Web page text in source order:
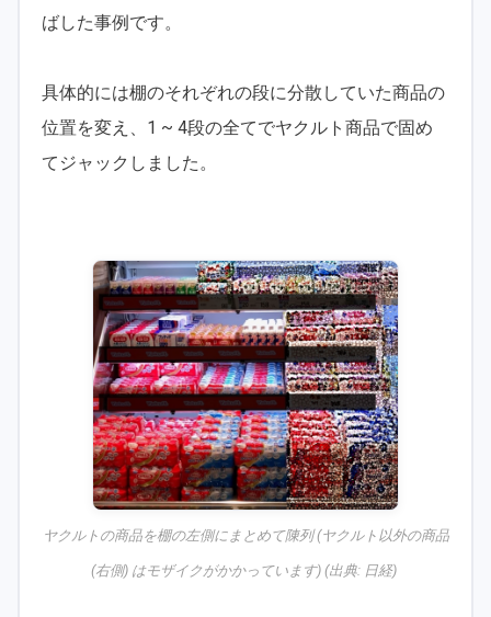
ばした事例です。
具体的には棚のそれぞれの段に分散していた商品の
位置を変え、1 ~ 4段の全てでヤクルト商品で固め
てジャックしました。
ヤクルトの商品を棚の左側にまとめて陳列 (ヤクルト以外の商品
(右側) はモザイクがかかっています) (出典: 日経)